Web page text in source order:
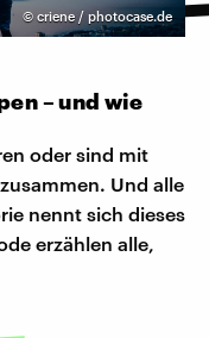
© criene / photocase.de
– und wie
oder sind mit
Und alle
nennt sich dieses
erzählen alle,